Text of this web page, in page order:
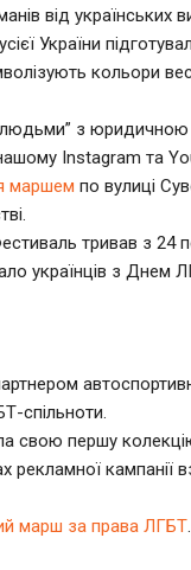
від українських
України
кольори
людьми” з
Instagram та
маршем по вулиці
тривав з 24
українців з Днем
спільноти.
свою першу
рекламної кампанії
марш за права ЛГБТ